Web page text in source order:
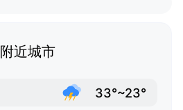
附近城市
33°~23°